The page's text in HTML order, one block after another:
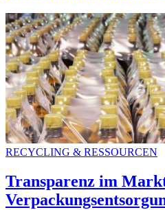
RECYCLING & RESSOURCEN
Transparenz im